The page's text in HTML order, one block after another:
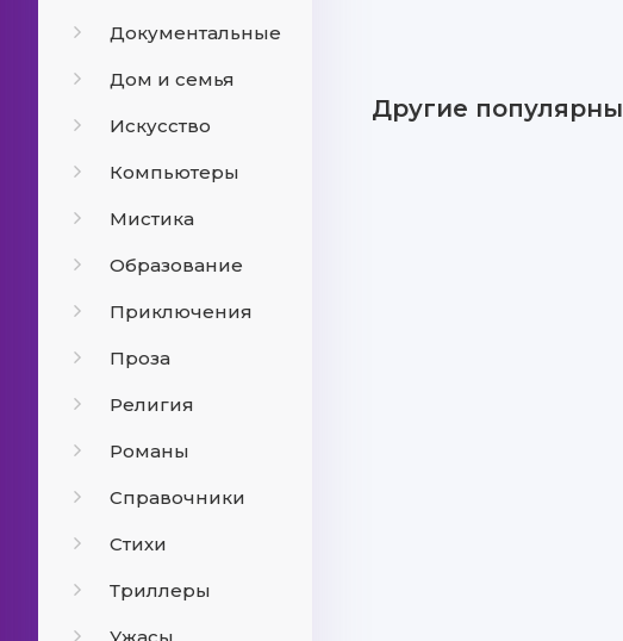
Документальные
Дом и семья
Искусство
Компьютеры
Мистика
Образование
Приключения
Проза
Религия
Романы
Справочники
Стихи
Триллеры
Другие